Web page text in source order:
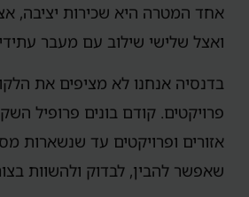
אחד המטרה היא שכירות יציבה,
ואצל שלישי שילוב עם מעבר
בדנסיה אנחנו לא מציפים את
פרויקטים. קודם בונים פרופיל
אזורים ופרויקטים עד שנשארות
שאפשר להבין, לבדוק ולהשוות